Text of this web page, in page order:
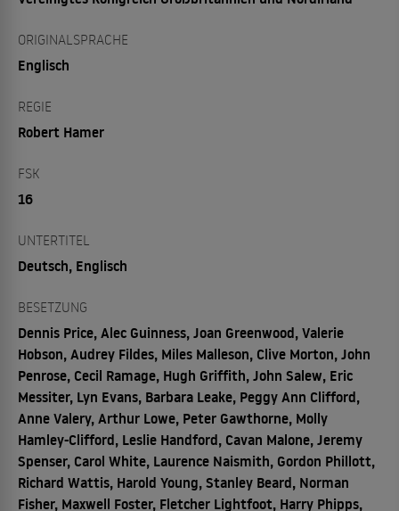
ORIGINALSPRACHE
Englisch
REGIE
Robert Hamer
FSK
16
UNTERTITEL
Deutsch, Englisch
BESETZUNG
Dennis Price, Alec Guinness, Joan Greenwood, Valerie
Hobson, Audrey Fildes, Miles Malleson, Clive Morton, John
Penrose, Cecil Ramage, Hugh Griffith, John Salew, Eric
Messiter, Lyn Evans, Barbara Leake, Peggy Ann Clifford,
Anne Valery, Arthur Lowe, Peter Gawthorne, Molly
Hamley-Clifford, Leslie Handford, Cavan Malone, Jeremy
Spenser, Carol White, Laurence Naismith, Gordon Phillott,
Richard Wattis, Harold Young, Stanley Beard, Norman
Fisher, Maxwell Foster, Fletcher Lightfoot, Harry Phipps,